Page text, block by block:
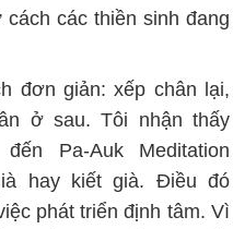
các thiền sinh đang
đơn giản: xếp chân lại,
ở sau. Tôi nhận thấy
Pa-Auk Meditation
hay kiết già. Điều đó
phát triển định tâm. Vì